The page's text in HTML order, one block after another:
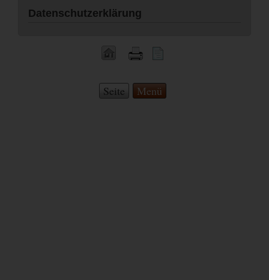
Datenschutzerklärung
Seite Menü